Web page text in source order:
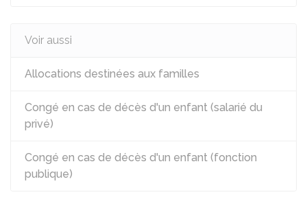
Voir aussi
Allocations destinées aux familles
Congé en cas de décès d'un enfant (salarié du
privé)
Congé en cas de décès d'un enfant (fonction
publique)